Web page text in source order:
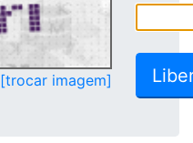
[trocar imagem]